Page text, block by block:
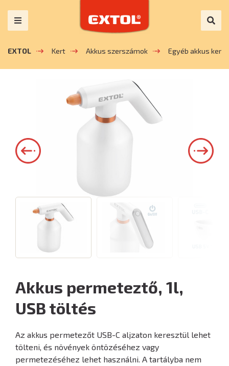
EXTOL Kert Akkus szerszámok Egyéb akkus kerti
Akkus permeteztő, 1l,
USB töltés
Az akkus permetezőt USB-C aljzaton keresztül lehet
tölteni, és növények öntözéséhez vagy
permetezéséhez lehet használni. A tartályba nem